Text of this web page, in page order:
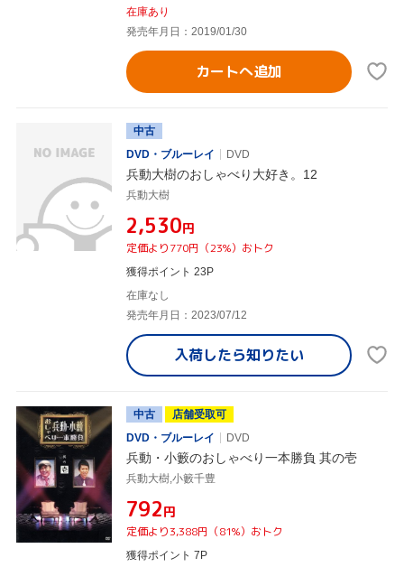
在庫あり
発売年月日：2019/01/30
カートへ追加
中古
DVD・ブルーレイ
DVD
兵動大樹のおしゃべり大好き。12
兵動大樹
¥2,530円
定価より770円（23%）おトク
獲得ポイント 23P
在庫なし
発売年月日：2023/07/12
入荷したら知りたい
中古
店舗受取可
DVD・ブルーレイ
DVD
兵動・小籔のおしゃべり一本勝負 其の壱
兵動大樹,小籔千豊
¥792円
定価より3,388円（81%）おトク
獲得ポイント 7P